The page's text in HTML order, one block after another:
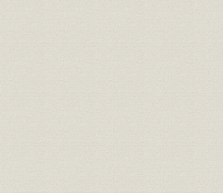
経営 元〆・元方掛り名代等口上書 安永三年
経営
元方掛り同苗宛元〆・加判名代
願書
安永三年
規則 申合之定書 安永三年
経営 惣同苗取為替証文 安永三年
経営 改申渡書付 安永三年
経営;規則 店々諸事改書付 安永三年
経営 申堅書 寛政九年
経営 八郎右衛門宛八郎兵衛等差出書 文化八年